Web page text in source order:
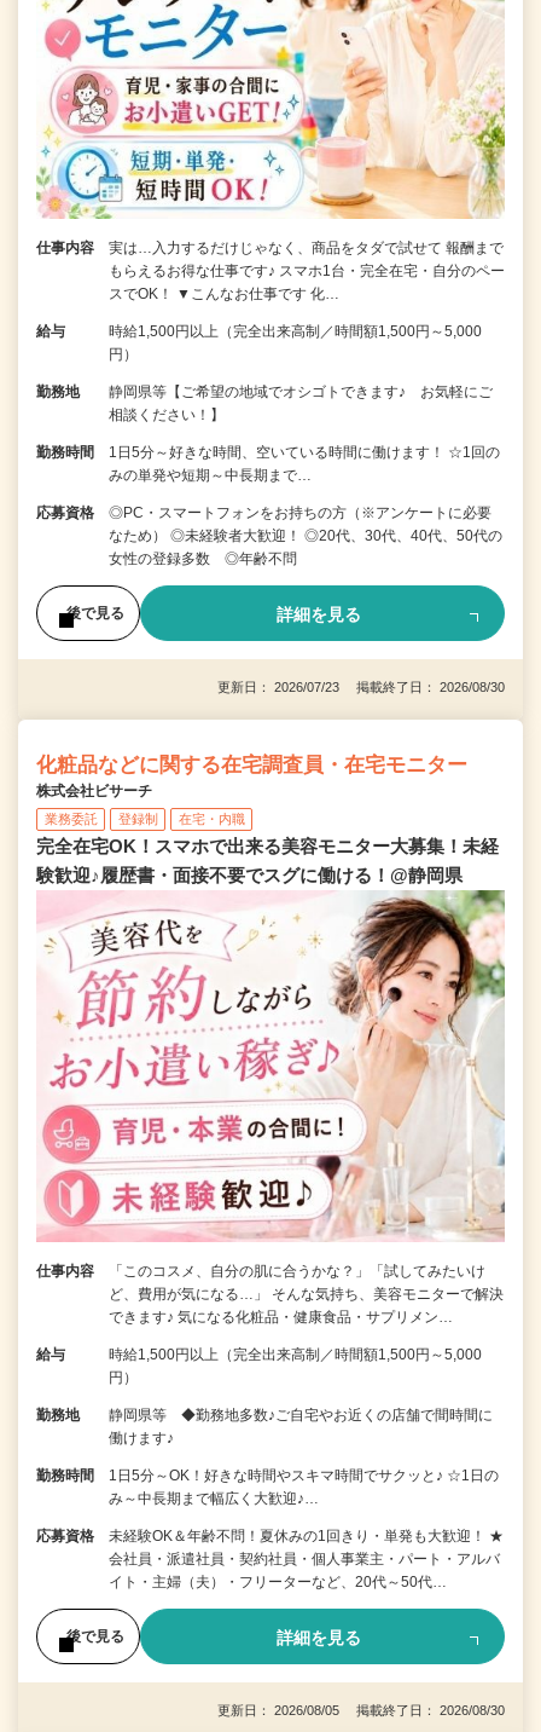
仕事内容
実は…入力するだけじゃなく、商品をタダで試せて 報酬まで
もらえるお得な仕事です♪ スマホ1台・完全在宅・自分のペー
スでOK！ ▼こんなお仕事です 化…
給与
時給1,500円以上（完全出来高制／時間額1,500円～5,000
円）
勤務地
静岡県等【ご希望の地域でオシゴトできます♪ お気軽にご
相談ください！】
勤務時間
1日5分～好きな時間、空いている時間に働けます！ ☆1回の
みの単発や短期～中長期まで…
応募資格
◎PC・スマートフォンをお持ちの方（※アンケートに必要
なため） ◎未経験者大歓迎！ ◎20代、30代、40代、50代の
女性の登録多数 ◎年齢不問
後で見る 詳細を見る
更新日： 2026/07/23 掲載終了日： 2026/08/30
化粧品などに関する在宅調査員・在宅モニター
株式会社ビサーチ
業務委託 登録制 在宅・内職
完全在宅OK！スマホで出来る美容モニター大募集！未経
験歓迎♪履歴書・面接不要でスグに働ける！@静岡県
仕事内容
「このコスメ、自分の肌に合うかな？」「試してみたいけ
ど、費用が気になる…」 そんな気持ち、美容モニターで解決
できます♪ 気になる化粧品・健康食品・サプリメン…
給与
時給1,500円以上（完全出来高制／時間額1,500円～5,000
円）
勤務地
静岡県等 ◆勤務地多数♪ご自宅やお近くの店舗で間時間に
働けます♪
勤務時間
1日5分～OK！好きな時間やスキマ時間でサクッと♪ ☆1日の
み～中長期まで幅広く大歓迎♪…
応募資格
未経験OK＆年齢不問！夏休みの1回きり・単発も大歓迎！ ★
会社員・派遣社員・契約社員・個人事業主・パート・アルバ
イト・主婦（夫）・フリーターなど、20代～50代…
後で見る 詳細を見る
更新日： 2026/08/05 掲載終了日： 2026/08/30